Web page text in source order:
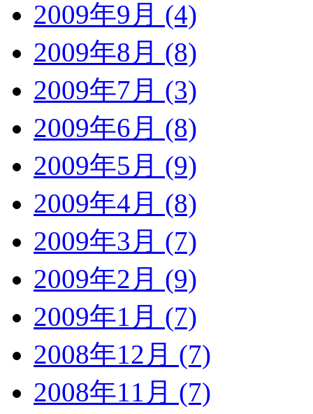
2009年9月 (4)
2009年8月 (8)
2009年7月 (3)
2009年6月 (8)
2009年5月 (9)
2009年4月 (8)
2009年3月 (7)
2009年2月 (9)
2009年1月 (7)
2008年12月 (7)
2008年11月 (7)